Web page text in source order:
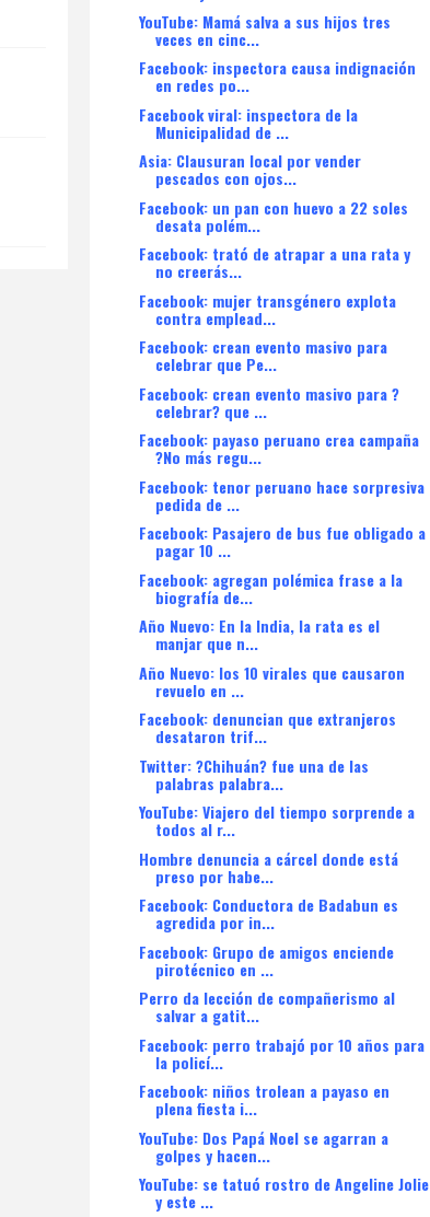
YouTube: Mamá salva a sus hijos tres
veces en cinc...
Facebook: inspectora causa indignación
en redes po...
Facebook viral: inspectora de la
Municipalidad de ...
Asia: Clausuran local por vender
pescados con ojos...
Facebook: un pan con huevo a 22 soles
desata polém...
Facebook: trató de atrapar a una rata y
no creerás...
Facebook: mujer transgénero explota
contra emplead...
Facebook: crean evento masivo para
celebrar que Pe...
Facebook: crean evento masivo para ?
celebrar? que ...
Facebook: payaso peruano crea campaña
?No más regu...
Facebook: tenor peruano hace sorpresiva
pedida de ...
Facebook: Pasajero de bus fue obligado a
pagar 10 ...
Facebook: agregan polémica frase a la
biografía de...
Año Nuevo: En la India, la rata es el
manjar que n...
Año Nuevo: los 10 virales que causaron
revuelo en ...
Facebook: denuncian que extranjeros
desataron trif...
Twitter: ?Chihuán? fue una de las
palabras palabra...
YouTube: Viajero del tiempo sorprende a
todos al r...
Hombre denuncia a cárcel donde está
preso por habe...
Facebook: Conductora de Badabun es
agredida por in...
Facebook: Grupo de amigos enciende
pirotécnico en ...
Perro da lección de compañerismo al
salvar a gatit...
Facebook: perro trabajó por 10 años para
la policí...
Facebook: niños trolean a payaso en
plena fiesta i...
YouTube: Dos Papá Noel se agarran a
golpes y hacen...
YouTube: se tatuó rostro de Angeline Jolie
y este ...